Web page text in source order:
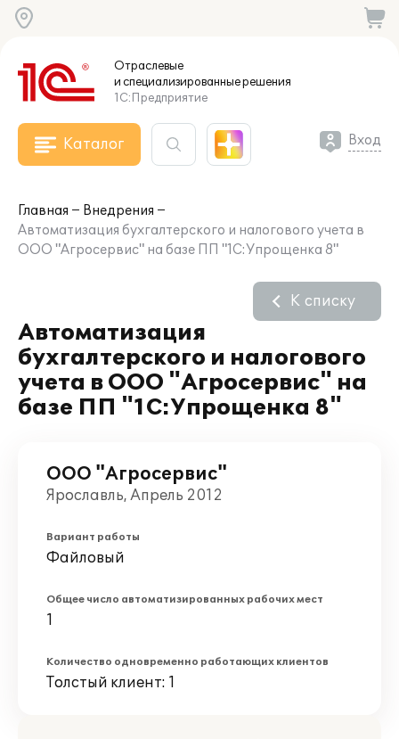
Отраслевые
и специализированныерешения
1С:Предприятие
Каталог Вход
Главная
Внедрения
Автоматизация бухгалтерского и налогового учета в
ООО "Агросервис" на базе ПП "1С:Упрощенка 8"
Автоматизация
бухгалтерского и налогового
учета в ООО "Агросервис" на
базе ПП "1С:Упрощенка 8"
К списку
ООО "Агросервис"
Ярославль, Апрель 2012
Вариант работы
Файловый
Общее число автоматизированных рабочих мест
1
Количество одновременно работающих клиентов
Толстый клиент: 1